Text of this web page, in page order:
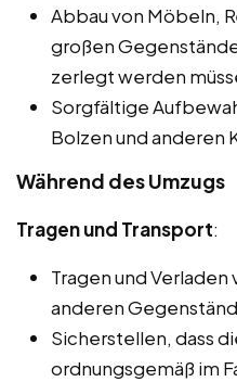
Abbau von Möbeln,
großen
zerlegt werden
Sorgfältige
Bolzen und anderen
Während des Umzugs
Tragen und Transport:
Tragen und
anderen
Sicherstellen, dass
ordnungsgemäß im